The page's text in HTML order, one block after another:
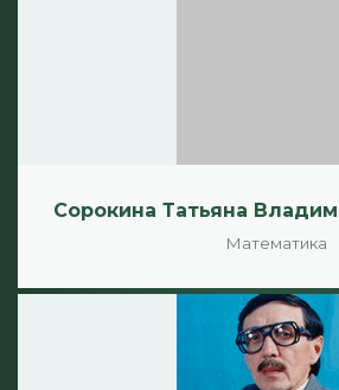
Сорокина Татьяна
Математика